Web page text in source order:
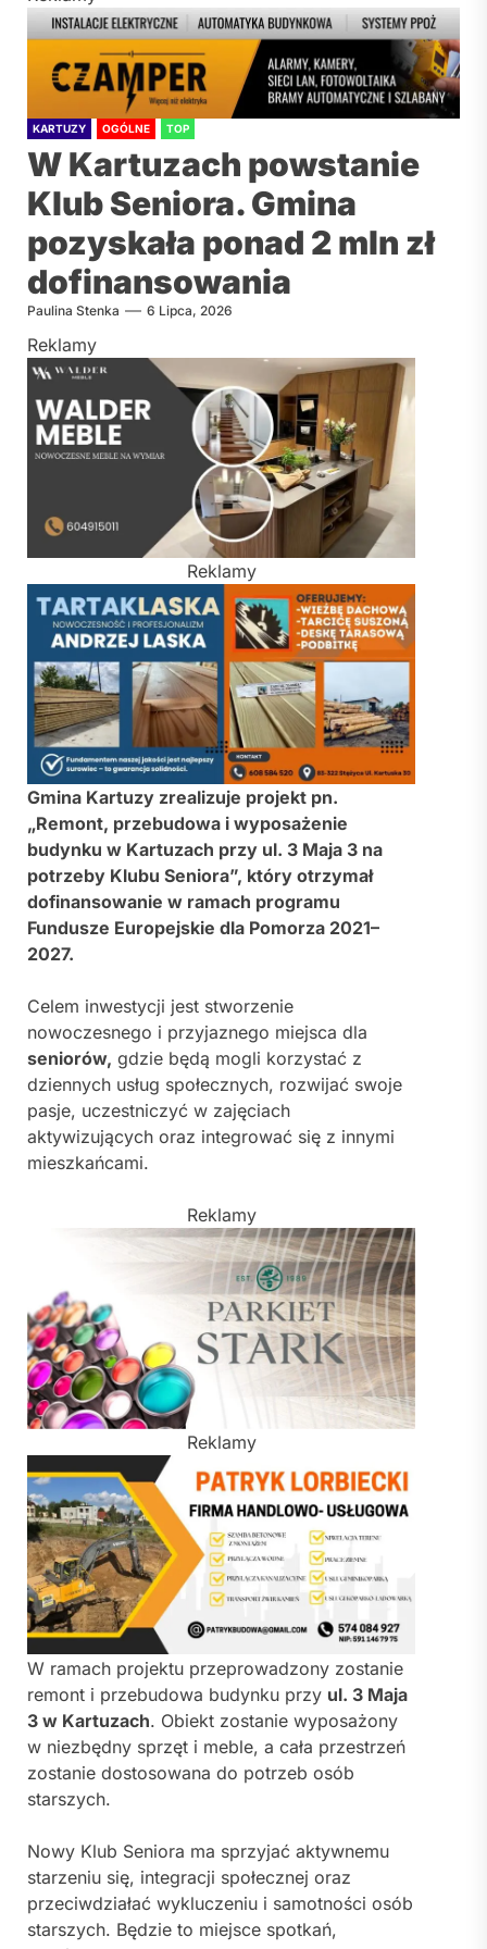
KARTUZY OGÓLNE TOP
W Kartuzach powstanie
Klub Seniora. Gmina
pozyskała ponad 2 mln zł
dofinansowania
Paulina Stenka 6 Lipca, 2026
Reklamy
Reklamy
Gmina Kartuzy zrealizuje projekt pn.
„Remont, przebudowa i wyposażenie
budynku w Kartuzach przy ul. 3 Maja 3 na
potrzeby Klubu Seniora”, który otrzymał
dofinansowanie w ramach programu
Fundusze Europejskie dla Pomorza 2021–
2027.
Celem inwestycji jest stworzenie
nowoczesnego i przyjaznego miejsca dla
seniorów, gdzie będą mogli korzystać z
dziennych usług społecznych, rozwijać swoje
pasje, uczestniczyć w zajęciach
aktywizujących oraz integrować się z innymi
mieszkańcami.
Reklamy
Reklamy
W ramach projektu przeprowadzony zostanie
remont i przebudowa budynku przy ul. 3 Maja
3 w Kartuzach. Obiekt zostanie wyposażony
w niezbędny sprzęt i meble, a cała przestrzeń
zostanie dostosowana do potrzeb osób
starszych.
Nowy Klub Seniora ma sprzyjać aktywnemu
starzeniu się, integracji społecznej oraz
przeciwdziałać wykluczeniu i samotności osób
starszych. Będzie to miejsce spotkań,